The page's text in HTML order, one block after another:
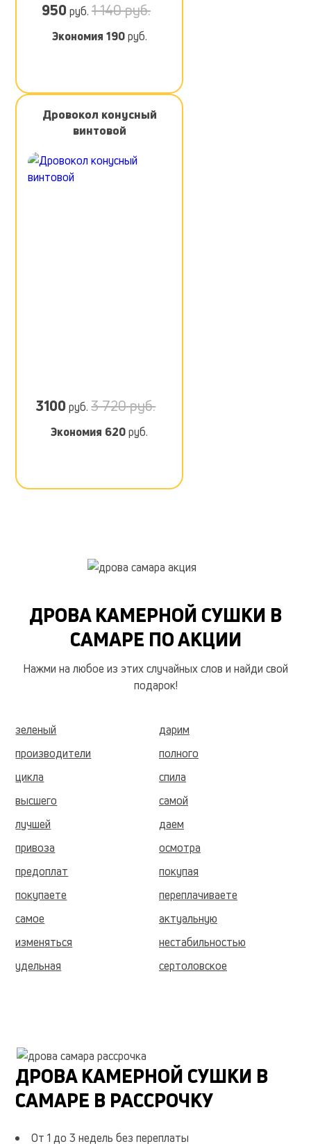
950 руб. 1 140 руб.
Экономия 190руб.
Дровокол конусный
винтовой
3100 руб.3 720 руб.
Экономия 620руб.
ДРОВА КАМЕРНОЙ СУШКИ В
САМАРЕ ПО АКЦИИ
Нажми на любое из этих случайных слов и найди свой
подарок!
зеленый
дарим
производители
полного
цикла
спила
высшего
самой
лучшей
даем
привоза
осмотра
предоплат
покупая
покупаете
переплачиваете
самое
актуальную
изменяться
нестабильностью
удельная
сертоловское
дунайская
хорошую
прекрасное
аллея
укладочный
укладываются
ДРОВА КАМЕРНОЙ СУШКИ В
САМАРЕ В РАССРОЧКУ
От 1 до 3 недель без переплаты